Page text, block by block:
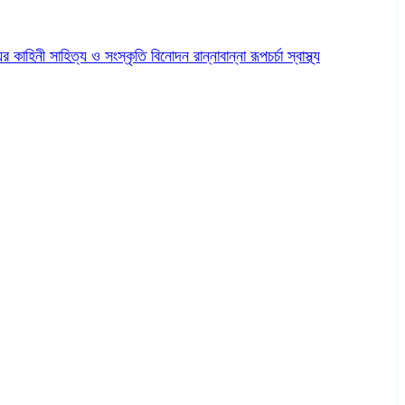
কাহিনী সাহিত্য ও সংস্কৃতি বিনোদন রান্নাবান্নারূপচর্চাস্বাস্থ্য